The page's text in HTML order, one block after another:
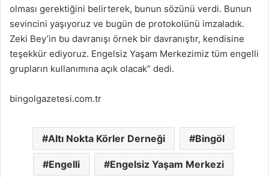
olması gerektiğini belirterek, bunun sözünü verdi. Bunun
sevincini yaşıyoruz ve bugün de protokolünü imzaladık.
Zeki Bey’in bu davranışı örnek bir davranıştır, kendisine
teşekkür ediyoruz. Engelsiz Yaşam Merkezimiz tüm engelli
grupların kullanımına açık olacak” dedi.
bingolgazetesi.com.tr
Altı Nokta Körler Derneği Bingöl
Engelli Engelsiz Yaşam Merkezi